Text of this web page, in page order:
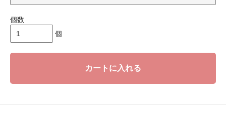
個数
個
カートに入れる